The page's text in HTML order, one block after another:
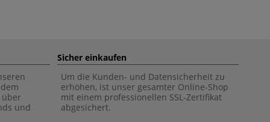
über
und
Sicher einkaufen
Um die Kunden- und Datensicherheit zu
erhöhen, ist unser gesamter Online-Shop
mit einem professionellen SSL-Zertifikat
abgesichert.